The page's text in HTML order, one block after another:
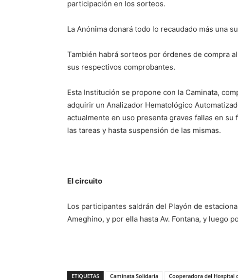
participación en los sorteos.
La Anónima donará todo lo recaudado más una
También habrá sorteos por órdenes de compra
sus respectivos comprobantes.
Esta Institución se propone con la Caminata,
adquirir un Analizador Hematológico
actualmente en uso presenta graves fallas en
las tareas y hasta suspensión de las mismas.
El circuito
Los participantes saldrán del Playón de
Ameghino, y por ella hasta Av. Fontana, y luego
ETIQUETAS Caminata Solidaria Cooperadora del Hospital